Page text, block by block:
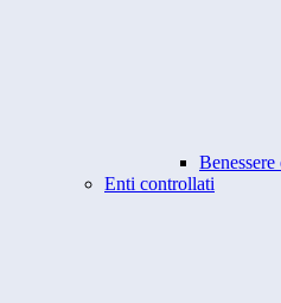
Enti controllati